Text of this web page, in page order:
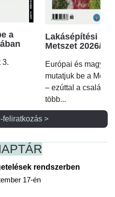
a
3.
Lakásépítési
Metszet 2026/2.
Európai és magyar
mutatjuk be a
– ezúttal a családi
több...
feliratkozás >
rendszerben
17-én